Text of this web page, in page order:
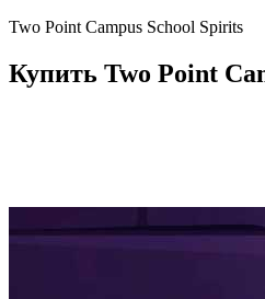
Two Point Campus School Spirits
Купить Two Point